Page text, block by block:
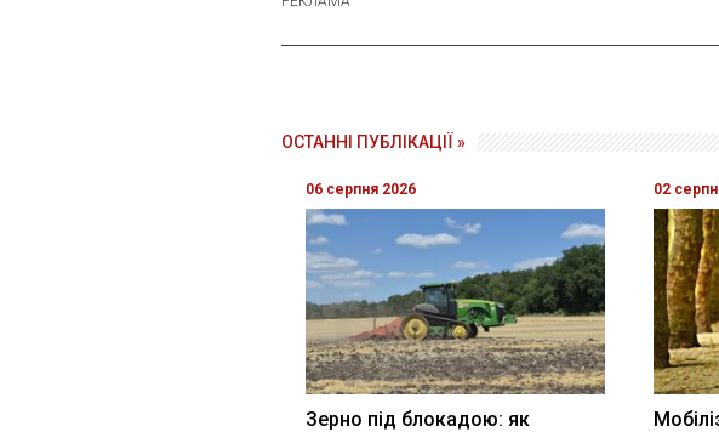
ОСТАННІ ПУБЛІКАЦІЇ »
06 серпня 2026
Зерно під блокадою: як
02